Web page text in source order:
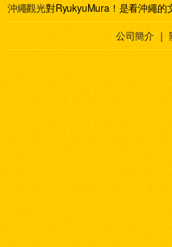
沖繩觀光對RyukyuMura！是看沖繩的
公司簡介 ｜